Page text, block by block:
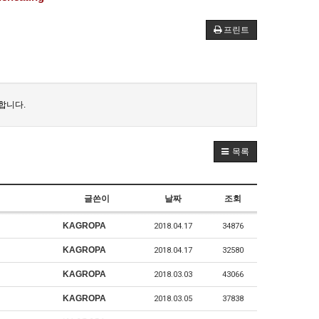
프린트
니다.
목록
글쓴이 날짜 조회
KAGROPA 2018.04.17 34876
KAGROPA 2018.04.17 32580
KAGROPA 2018.03.03 43066
KAGROPA 2018.03.05 37838